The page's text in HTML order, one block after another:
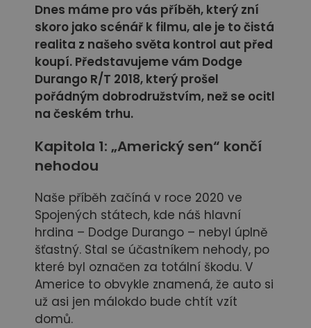
Dnes máme pro vás příběh, který zní
skoro jako scénář k filmu, ale je to čistá
realita z našeho světa kontrol aut před
koupí. Představujeme vám Dodge
Durango R/T 2018, který prošel
pořádným dobrodružstvím, než se ocitl
na českém trhu.
Kapitola 1: „Americký sen“ končí
nehodou
Naše příběh začíná v roce 2020 ve
Spojených státech, kde náš hlavní
hrdina – Dodge Durango – nebyl úplně
šťastný. Stal se účastníkem nehody, po
které byl označen za totální škodu. V
Americe to obvykle znamená, že auto si
už asi jen málokdo bude chtít vzít
domů.